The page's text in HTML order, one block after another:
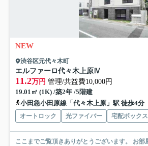
NEW
渋谷区元代々木町
エルファーロ代々木上原Ⅳ
11.2万円 管理/共益費10,000円
19.01㎡ (1K) /築2年 /5階建
小田急小田原線「代々木上原」駅 徒歩4分
オートロック 光ファイバー 宅配ボックス
ここまでご覧頂きありがとうございます。 お部屋探しの際には、皆さま